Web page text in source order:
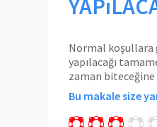
Normal koşullara
yapılacağı
zaman biteceğine
Bu makale size